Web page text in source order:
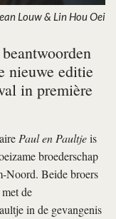
Louw & Lin Hou Oei
nieuwe editie
in première
Paul en Paultjeis
broederschap
Noord. Beide broers
de
in de gevangenis